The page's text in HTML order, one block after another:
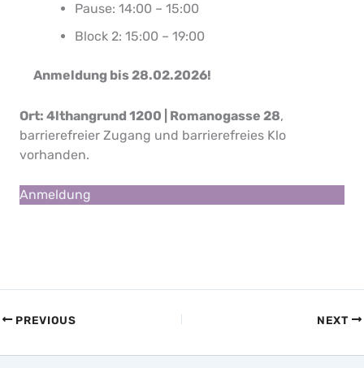
Pause: 14:00 – 15:00
Block 2: 15:00 – 19:00
Anmeldung bis 28.02.2026!
Ort: 4lthangrund 1200 | Romanogasse 28,
barrierefreier Zugang und barrierefreies Klo
vorhanden.
Anmeldung
PREVIOUS NEXT